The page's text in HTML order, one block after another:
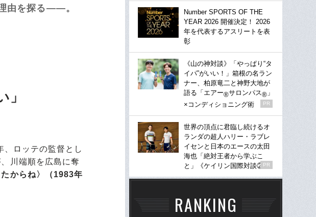
由を探る――。
」
ロッテの監督とし
川端順を広島に奪
からね〉（1983年
Number SPORTS OF THE
YEAR 2026 開催決定！ 2026
年を代表するアスリートを表
彰
《山の神対談》「やっぱり“タ
イパ”がいい！」箱根の名ラン
ナー、柏原竜二と神野大地が
語る「エアー®サロンパス® 」
×コンディショニング術
PR
世界の頂点に君臨し続けるオ
ランダの超人ハリー・ラブレ
イセンと日本のエースの太田
海也「絶対王者から学ぶこ
と」《ケイリン国際対談②》
PR
RANKING